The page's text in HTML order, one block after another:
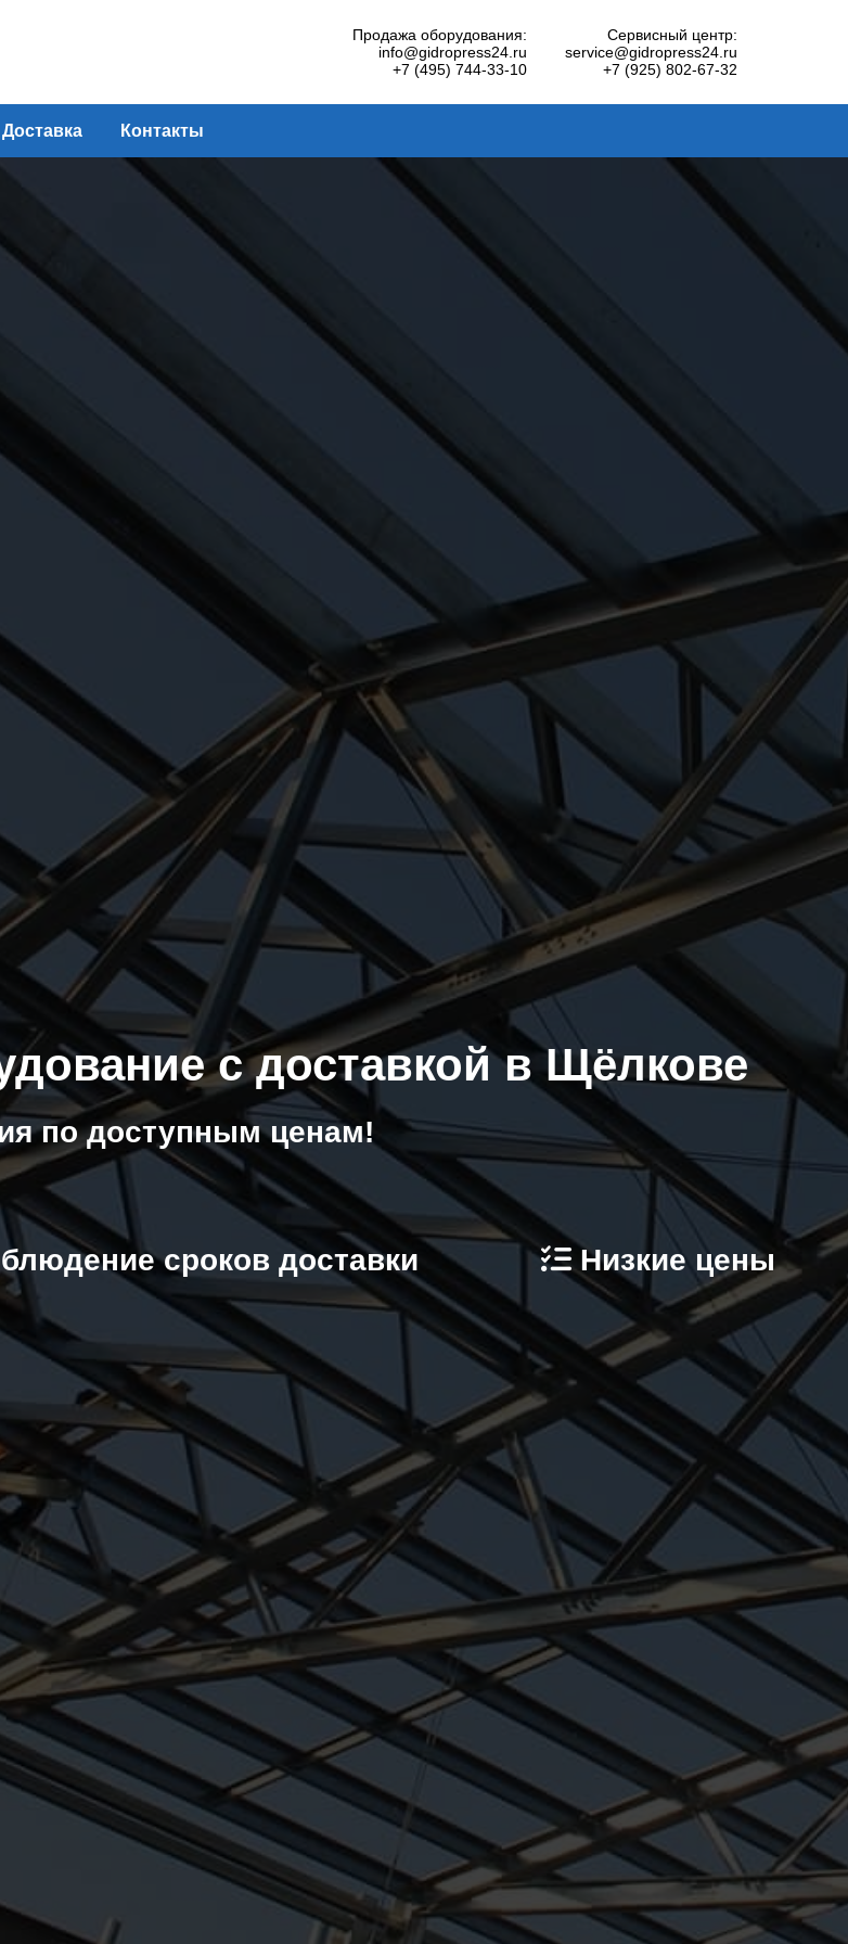
Продажа оборудования:
info@gidropress24.ru
+7 (495) 744-33-10
Сервисный центр:
service@gidropress24.ru
+7 (925) 802-67-32
Доставка Контакты
с доставкой в Щёлкове
по доступным ценам!
сроков доставки Низкие цены